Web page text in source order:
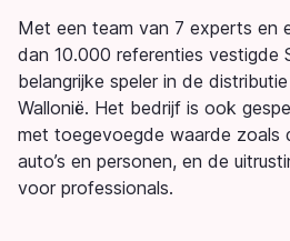
Met een team van 7 experts en
dan 10.000 referenties vestigde
belangrijke speler in de
Wallonië. Het bedrijf is ook
met toegevoegde waarde zoals
auto’s en personen, en de
voor professionals.